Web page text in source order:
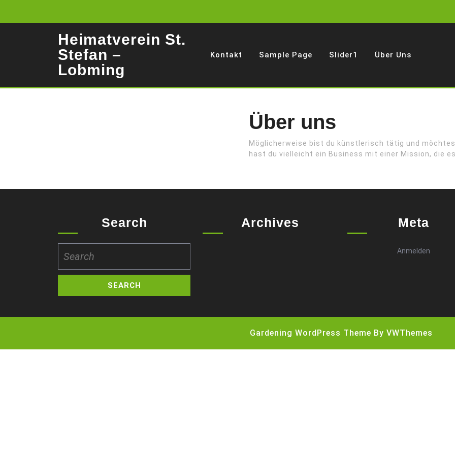
Heimatverein St.
Stefan –
Lobming
Kontakt Sample Page Slider1 Über Uns
Über uns
Möglicherweise bist du künstlerisch tätig und
hast du vielleicht ein Business mit einer Mission, die
Search
for:
Archives Meta
Anmelden
Gardening WordPress Theme By VWThemes